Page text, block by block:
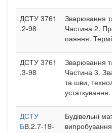
ДСТУ 3761
.2-98
Зварювання
Частина 2.
паяння.
ДСТУ 3761
.3-98
Зварювання
Частина 3.
та шви,
ДСТУ
БВ.2.7-19-
Будівельні